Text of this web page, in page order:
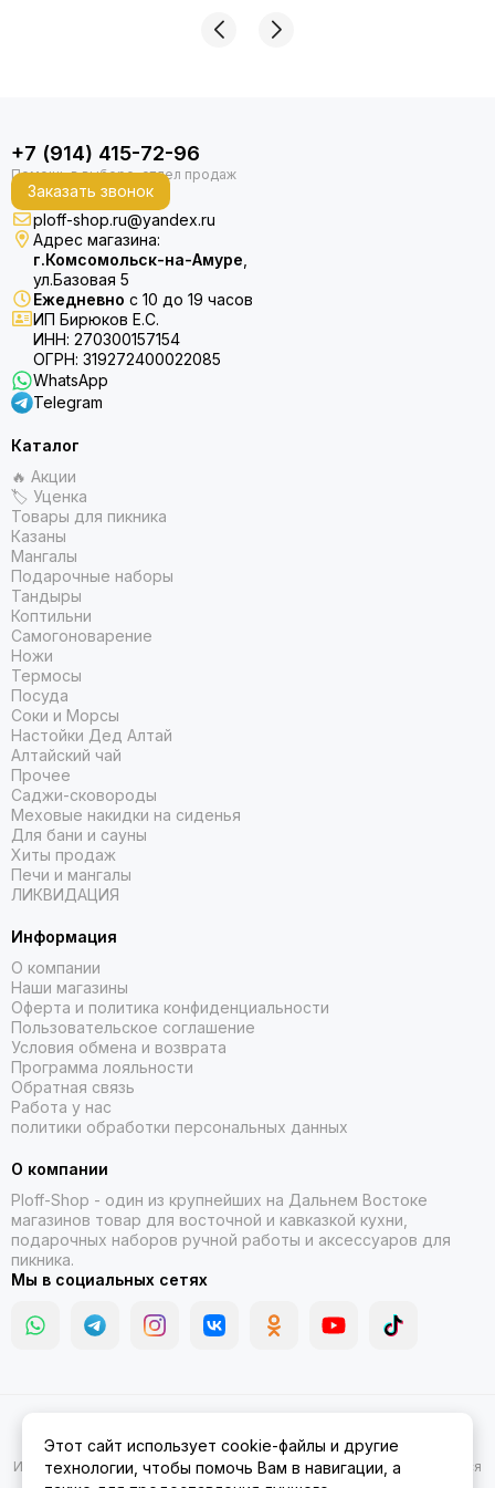
+7 (914) 415-72-96
Заказать звонок
ploff-shop.ru@yandex.ru
Адрес магазина:
г.Комсомольск-на-Амуре
ул.Базовая 5
Ежедневно с 10 до 19 часов
ИП Бирюков Е.С.
ИНН: 270300157154
ОГРН: 319272400022085
WhatsApp
Telegram
Каталог
🔥 Акции
🏷 Уценка
Товары для пикника
Казаны
Мангалы
Подарочные наборы
Тандыры
Коптильни
Самогоноварение
Ножи
Термосы
Посуда
Соки и Морсы
Настойки Дед Алтай
Алтайский чай
Прочее
Саджи-сковороды
Меховые накидки на сиденья
Для бани и сауны
Хиты продаж
Печи и мангалы
ЛИКВИДАЦИЯ
Информация
О компании
Наши магазины
Оферта и политика конфиденциальности
Пользовательское соглашение
Условия обмена и возврата
Программа лояльности
Обратная связь
Работа у нас
политики обработки персональных данных
О компании
Ploff-Shop - один из крупнейших на Дальнем Востоке
магазинов товар для восточной и кавказкой кухни,
подарочных наборов ручной работы и аксессуаров для
пикника.
Мы в социальных сетях
Амуре.Карта сайта
Информация на сайте носит ознакомительный характер и не является
Этот сайт использует cookie-файлы и другие
технологии, чтобы помочь Вам в навигации, а